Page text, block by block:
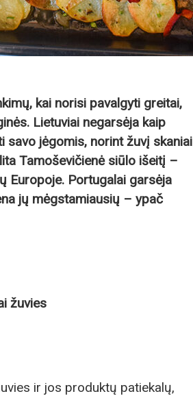
kai norisi pavalgyti greitai,
Lietuviai negarsėja kaip
savo jėgomis, norint žuvį skaniai
Tamoševičienė siūlo išeitį –
Europoje. Portugalai garsėja
jų mėgstamiausių – ypač
žuvies
ir jos produktų patiekalų,